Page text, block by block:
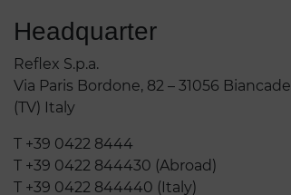
Headquarter
Reflex S.p.a.
Via Paris Bordone, 82 – 31056 Biancade
(TV) Italy
T +39 0422 8444
T +39 0422 844430 (Abroad)
T +39 0422 844440 (Italy)